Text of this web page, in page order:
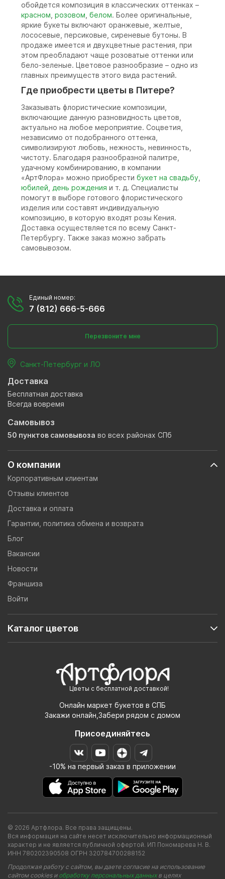
обойдется композиция в классических оттенках –
красном, розовом, белом. Более оригинальные,
яркие букеты включают оранжевые, желтые,
лососевые, персиковые, сиреневые бутоны. В
продаже имеется и двухцветные растения, при
этом преобладают чаще розоватые оттенки или
бело-зеленые. Цветовое разнообразие – одно из
главных преимуществ этого вида растений.
Где приобрести цветы в Питере?
Заказывать флористические композиции,
включающие данную разновидность цветов,
актуально на любое мероприятие. Соцветия,
независимо от подобранного оттенка,
символизируют любовь, нежность, невинность,
чистоту. Благодаря разнообразной палитре,
удачному комбинированию, в компании
«АртФлора» можно приобрести букет на свадьбу,
юбилей, день рождения и т. д. Специалисты
помогут в выборе готового флористического
изделия или составят индивидуальную
композицию, в которую входят розы Кения.
Доставка осуществляется по всему Санкт-
Петербургу. Также заказ можно забрать
самовывозом.
Цветы с бесплатной доставкой!
Онлайн маркет букетов в СПБ
Закажи онлайн,Забери рядом с домом
Присоединяйтесь
-10% на первый заказ в приложении
О компании
Корпоративным клиентам
Отзывы клиентов
Доставка и оплата
Гарантии, политика обмена и возврата
Блог
Вакансии
Новости
Франшиза
Войти
Каталог цветов
Единый номер:
7 (812) 666-5-666
Перезвоните мне
Санкт-Петербург и ЛО
Доставка
Бесплатная доставка
Всегда вовремя
Самовывоз
50 пунктов самовывоза во всех районах СПб
© 2026 Артфлора. Все права защищены.
Вся информация на сайте несет исключительно информационный
характер и не является публичной офертой. ИП Пономарева Н. В.
ИНН 780202390508 ОГРН 320784700288152
Продолжая работу с сайтом, вы даете согласие на использование
сайтом cookies и обработку персональных данныхв целях